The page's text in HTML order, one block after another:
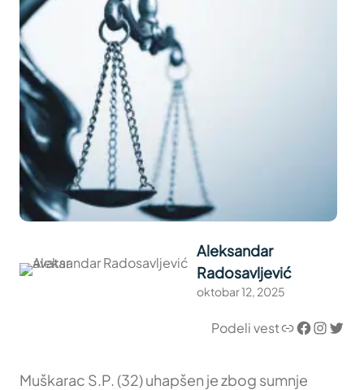
Aleksandar
Radosavljević
oktobar 12, 2025
Podeli vestLink Facebook InstagramTwitter
Muškarac S.P. (32) uhapšen je zbog sumnje